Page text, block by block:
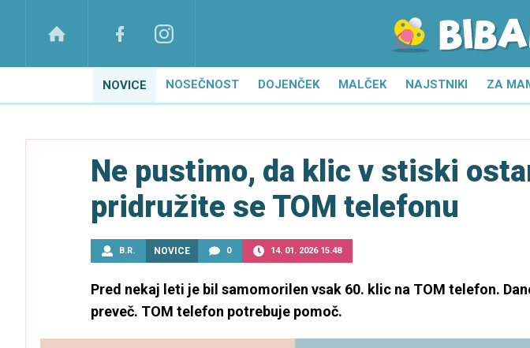
NOVICE NOSEČNOST DOJENČEK MALČEK NAJSTNIKI ZA
Ne pustimo, da klic v stiski
pridružite se TOM telefonu
B.R. NOVICE 0 14. 01. 2026 15.48
Pred nekaj leti je bil samomorilen vsak 60. klic na TOM telefon.
preveč. TOM telefon potrebuje pomoč.